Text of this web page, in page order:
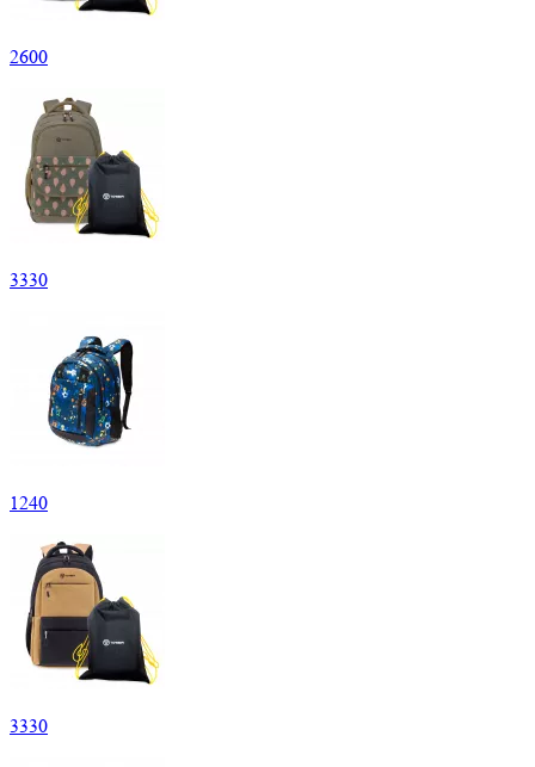
2600
3330
1240
3330